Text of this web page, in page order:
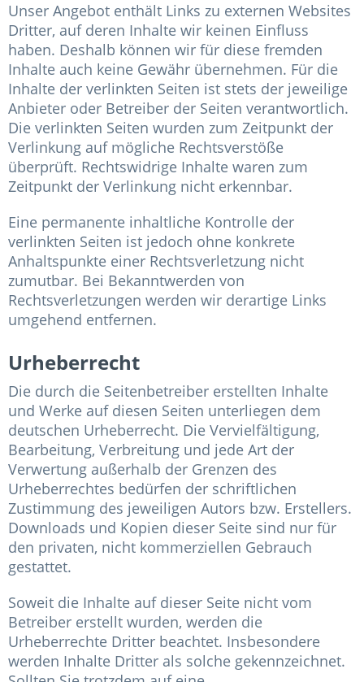
Unser Angebot enthält Links zu externen Websites
Dritter, auf deren Inhalte wir keinen Einfluss
haben. Deshalb können wir für diese fremden
Inhalte auch keine Gewähr übernehmen. Für die
Inhalte der verlinkten Seiten ist stets der jeweilige
Anbieter oder Betreiber der Seiten verantwortlich.
Die verlinkten Seiten wurden zum Zeitpunkt der
Verlinkung auf mögliche Rechtsverstöße
überprüft. Rechtswidrige Inhalte waren zum
Zeitpunkt der Verlinkung nicht erkennbar.
Eine permanente inhaltliche Kontrolle der
verlinkten Seiten ist jedoch ohne konkrete
Anhaltspunkte einer Rechtsverletzung nicht
zumutbar. Bei Bekanntwerden von
Rechtsverletzungen werden wir derartige Links
umgehend entfernen.
Urheberrecht
Die durch die Seitenbetreiber erstellten Inhalte
und Werke auf diesen Seiten unterliegen dem
deutschen Urheberrecht. Die Vervielfältigung,
Bearbeitung, Verbreitung und jede Art der
Verwertung außerhalb der Grenzen des
Urheberrechtes bedürfen der schriftlichen
Zustimmung des jeweiligen Autors bzw. Erstellers.
Downloads und Kopien dieser Seite sind nur für
den privaten, nicht kommerziellen Gebrauch
gestattet.
Soweit die Inhalte auf dieser Seite nicht vom
Betreiber erstellt wurden, werden die
Urheberrechte Dritter beachtet. Insbesondere
werden Inhalte Dritter als solche gekennzeichnet.